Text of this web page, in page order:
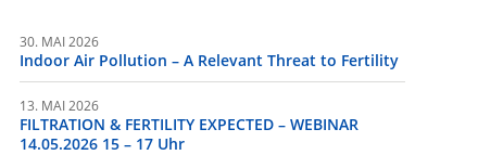
30. MAI 2026
Indoor Air Pollution – A Relevant Threat to Fertility
13. MAI 2026
FILTRATION & FERTILITY EXPECTED – WEBINAR
14.05.2026 15 – 17 Uhr